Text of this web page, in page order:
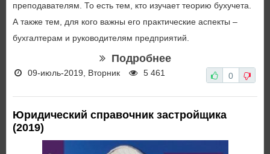
преподавателям. То есть тем, кто изучает теорию бухучета.
А также тем, для кого важны его практические аспекты –
бухгалтерам и руководителям предприятий.
Подробнее
09-июль-2019, Вторник 5 461 0
Юридический справочник застройщика
(2019)